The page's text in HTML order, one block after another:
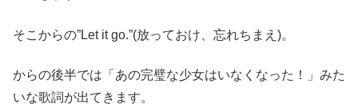
そこからの”Let it go.”(放っておけ、忘れちまえ)。
からの後半では「あの完璧な少女はいなくなった！」みた
いな歌詞が出てきます。